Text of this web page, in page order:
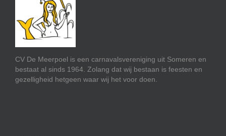
CV De Meerpoel is een carnavalsvereniging uit Someren en
bestaat al sinds 1964. Zolang dat wij bestaan is feesten en
gezelligheid hetgeen waar wij het voor doen.